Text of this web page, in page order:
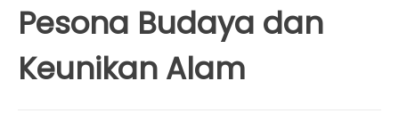
Pesona Budaya dan
Keunikan Alam